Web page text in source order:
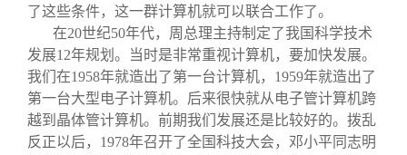
实用信息
总会章程
理事会名单
制度法规
了这些条件，这一群计算机就可以联合工作了。
在20世纪50年代，周总理主持制定了我国科学技术
发展12年规划。当时是非常重视计算机，要加快发展。
我们在1958年就造出了第一台计算机， 1959年就造出了
第一台大型电子计算机。后来很快就从电子管计算机跨
越到晶体管计算机。前期我们发展还是比较好的。拨乱
反正以后， 1978年召开了全国科技大会，邓小平同志明